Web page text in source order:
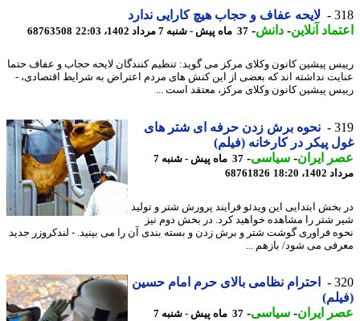
لایحه عفاف و حجاب هیچ کارایی ندارد
آنلاین-دانش -37 ماه پیش - شنبه 7 مرداد 1402، 22:03 68763508
پیشین کانون وکلای مرکز می گوید: تنظیم کنندگان لایحه حجاب و عفاف حتما
نداشته اند که بعضی از این کنش های مردم اعتراض به شرایط اقتصادی، -
پیشین کانون وکلای مرکز، معتقد است ...
نحوه برش زدن حرفه ای شتر های
پیکر در کارخانه (فیلم)
ایران- سیاسی-
37 ماه پیش - شنبه 7
18:20
68761826
ابتدایی این ویدئو فرایند پرورش شتر و تولید
شتر را مشاهده خواهید کرد. در بخش دوم نیز
فراوری گوشت شتر و برش زدن و بسته بندی آن را می بینید. - لندکروزر جدید
می شود/ بازهم ...
احترام نظامی بالای حرم امام حسین
ایران- سیاسی-
37 ماه پیش - شنبه 7